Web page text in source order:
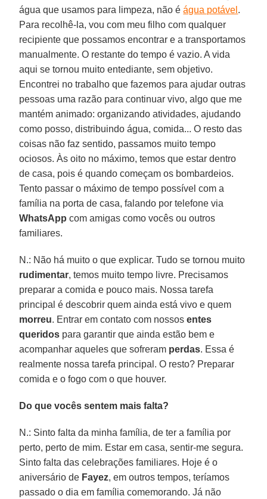
água que usamos para limpeza, não éágua potável .
Para recolhê-la, vou com meu filho com qualquer
recipiente que possamos encontrar e a transportamos
manualmente. O restante do tempo é vazio. A vida
aqui se tornou muito entediante, sem objetivo.
Encontrei no trabalho que fazemos para ajudar outras
pessoas uma razão para continuar vivo, algo que me
mantém animado: organizando atividades, ajudando
como posso, distribuindo água, comida... O resto das
coisas não faz sentido, passamos muito tempo
ociosos. Às oito no máximo, temos que estar dentro
de casa, pois é quando começam os bombardeios.
Tento passar o máximo de tempo possível com a
família na porta de casa, falando por telefone via
WhatsApp com amigas como vocês ou outros
familiares.
N.: Não há muito o que explicar. Tudo se tornou muito
rudimentar, temos muito tempo livre. Precisamos
preparar a comida e pouco mais. Nossa tarefa
principal é descobrir quem ainda está vivo e quem
morreu. Entrar em contato com nossosentes
queridos para garantir que ainda estão bem e
acompanhar aqueles que sofreram perdas. Essa é
realmente nossa tarefa principal. O resto? Preparar
comida e o fogo com o que houver.
Do que vocês sentem mais falta?
N.: Sinto falta da minha família, de ter a família por
perto, perto de mim. Estar em casa, sentir-me segura.
Sinto falta das celebrações familiares. Hoje é o
aniversário de Fayez, em outros tempos, teríamos
passado o dia em família comemorando. Já não